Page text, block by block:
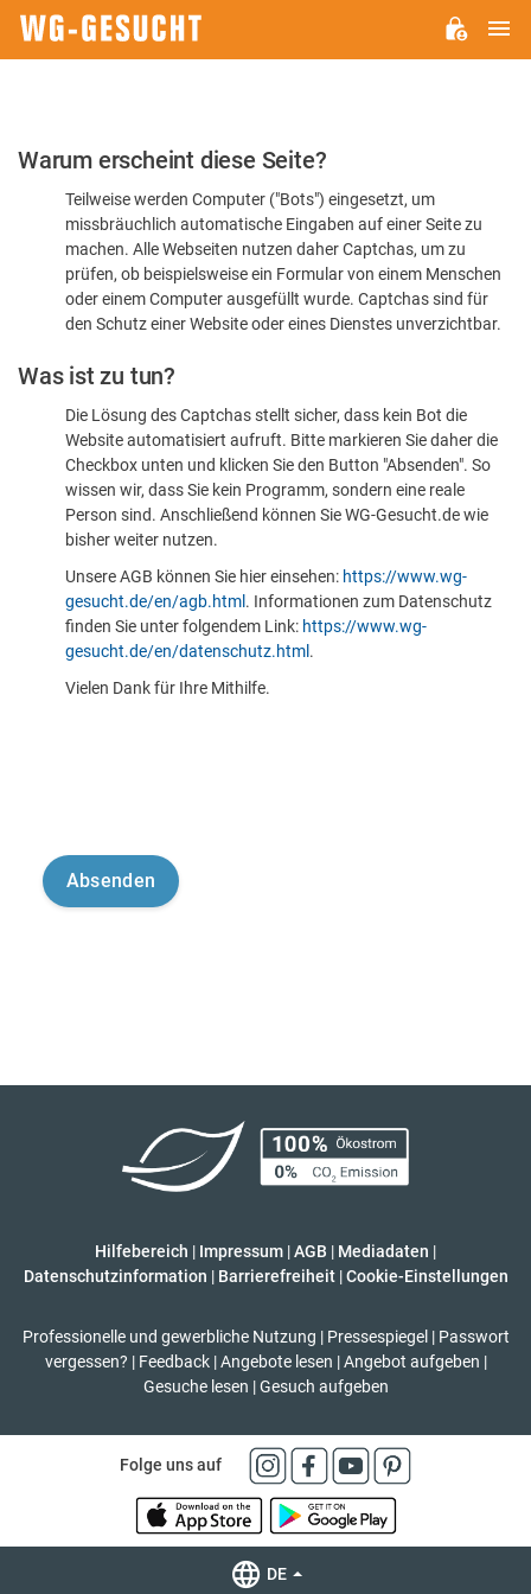
Bitte
dass
sind
Warum erscheint diese Seite?
Teilweise werden Computer ("Bots") eingesetzt, um
missbräuchlich automatische Eingaben auf einer Seite zu
machen. Alle Webseiten nutzen daher Captchas, um zu
prüfen, ob beispielsweise ein Formular von einem Menschen
oder einem Computer ausgefüllt wurde. Captchas sind für
den Schutz einer Website oder eines Dienstes unverzichtbar.
Was ist zu tun?
Die Lösung des Captchas stellt sicher, dass kein Bot die
Website automatisiert aufruft. Bitte markieren Sie daher die
Checkbox unten und klicken Sie den Button "Absenden". So
wissen wir, dass Sie kein Programm, sondern eine reale
Person sind. Anschließend können Sie WG-Gesucht.de wie
bisher weiter nutzen.
Unsere AGB können Sie hier einsehen: https://www.wg-
gesucht.de/en/agb.html . Informationen zum Datenschutz
finden Sie unter folgendem Link: https://www.wg-
gesucht.de/en/datenschutz.html .
Vielen Dank für Ihre Mithilfe.
Hilfebereich | Impressum |AGB | Mediadaten |
Datenschutzinformation | Barrierefreiheit | Cookie-Einstellungen
Professionelle und gewerbliche Nutzung | Pressespiegel | Passwort
vergessen? | Feedback | Angebote lesen | Angebot aufgeben |
Gesuche lesen | Gesuch aufgeben
Folge uns auf
DE